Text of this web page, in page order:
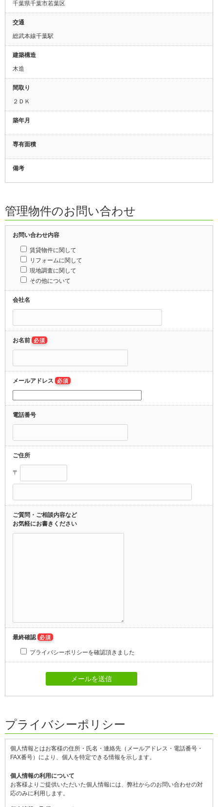
千葉県千葉市若葉区
交通
総武本線千葉駅
建築構造
木造
間取り
２ＤＫ
築年月
専有面積
備考
管理物件のお問い合わせ
お問い合わせ内容
賃貸物件に関して
リフォームに関して
現地調査に関して
その他について
会社名
お名前 必須
メールアドレス 必須
電話番号
ご住所
〒
ご質問・ご相談内容など
お気軽にお書きください
最終確認 必須
プライバシーポリシーを確認頂きました
プライバシーポリシー
個人情報とはお客様の住所・氏名・連絡先（メールアドレス・電話番号・
FAX番号）により、個人を特定できる情報を示します。
個人情報の利用について
お客様よりご提供いただいた個人情報には、弊社からのお問い合わせの対
応のみに利用します。